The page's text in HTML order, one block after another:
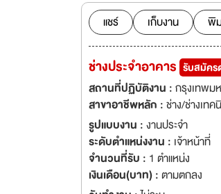
แชร์ เก็บงาน พิ
ช่างประจำอาคาร รับสมัคร
สถานที่ปฏิบัติงาน :กรุงเทพม
สาขาอาชีพหลัก :ช่าง/ช่างเท
รูปแบบงาน :งานประจำ
ระดับตำแหน่งงาน : เจ้าหน้าที่
จำนวนที่รับ : 1 ตำแหน่ง
เงินเดือน(บาท) :ตามตกลง